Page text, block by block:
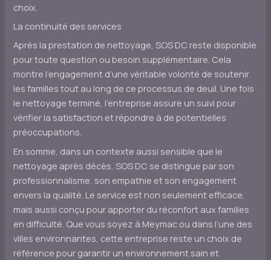
choix.
La continuité des services
Après la prestation de nettoyage, SOS DC reste disponible
pour toute question ou besoin supplémentaire. Cela
montre l’engagement d’une véritable volonté de soutenir
les familles tout au long de ce processus de deuil. Une fois
le nettoyage terminé, l’entreprise assure un suivi pour
vérifier la satisfaction et répondre à de potentielles
préoccupations.
En somme, dans un contexte aussi sensible que le
nettoyage après décès, SOS DC se distingue par son
professionnalisme, son empathie et son engagement
envers la qualité. Le service est non seulement efficace,
mais aussi conçu pour apporter du réconfort aux familles
en difficulté. Que vous soyez à Meymac ou dans l’une des
villes environnantes, cette entreprise reste un choix de
référence pour garantir un environnement sain et